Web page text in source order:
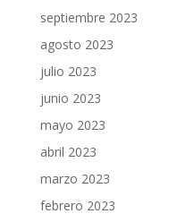
septiembre 2023
agosto 2023
julio 2023
junio 2023
mayo 2023
abril 2023
marzo 2023
febrero 2023